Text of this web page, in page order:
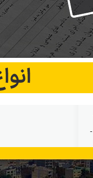
بهمن ۱۲, ۱۴۰۴ -